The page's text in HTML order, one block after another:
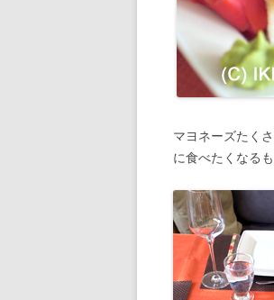
マヨネーズたく
に食べたくなるも